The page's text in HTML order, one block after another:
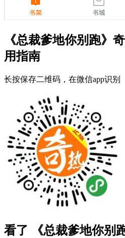
《总裁爹地你别跑》
用指南
长按保存二维码，在微信app识别
看了 《总裁爹地你别